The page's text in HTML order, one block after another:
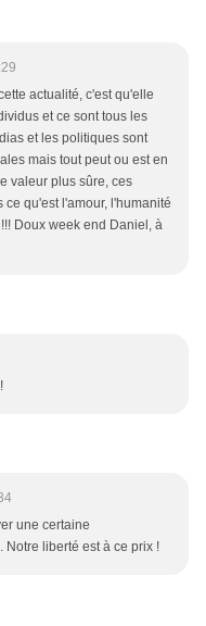
actualité, c'est qu'elle
et ce sont tous les
et les politiques sont
mais tout peut ou est en
valeur plus sûre, ces
qu'est l'amour, l'humanité
Doux week end Daniel, à
une certaine
Notre liberté est à ce prix !